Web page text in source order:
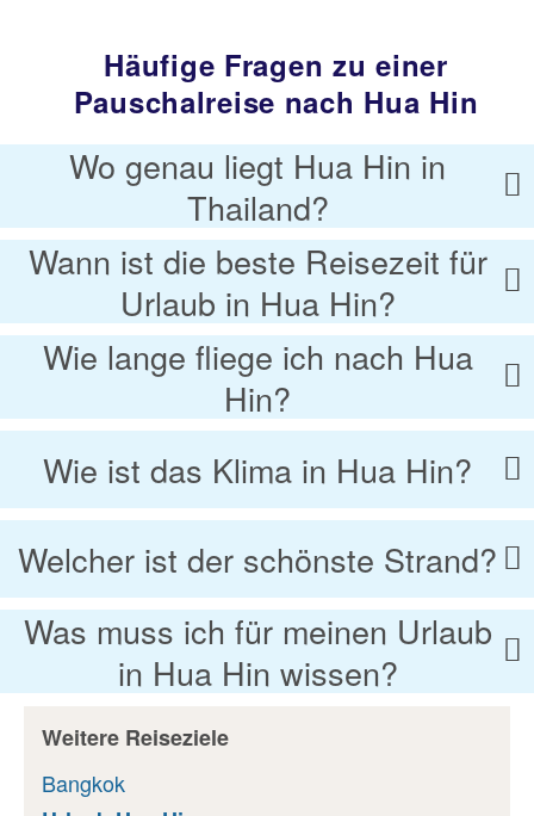
Häufige Fragen zu einer
Pauschalreise nach Hua Hin
Wo genau liegt Hua Hin in
Thailand?
Wann ist die beste Reisezeit für
Urlaub in Hua Hin?
Wie lange fliege ich nach Hua
Hin?
Wie ist das Klima in Hua Hin?
Welcher ist der schönste Strand?
Was muss ich für meinen Urlaub
in Hua Hin wissen?
Weitere Reiseziele
Bangkok